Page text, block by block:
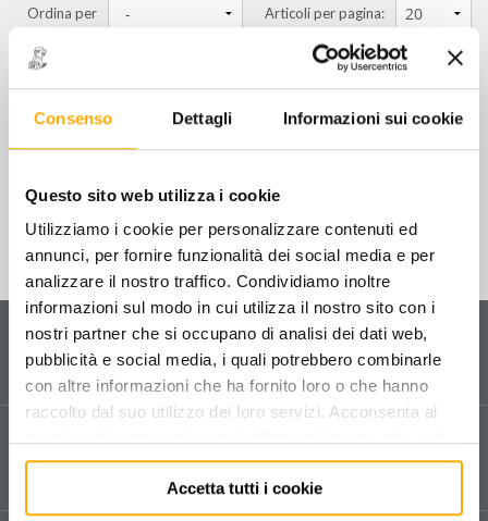
Consenso Dettagli Informazioni sui cookie
Questo sito web utilizza i cookie
Utilizziamo i cookie per personalizzare contenuti ed
annunci, per fornire funzionalità dei social media e per
analizzare il nostro traffico. Condividiamo inoltre
informazioni sul modo in cui utilizza il nostro sito con i
nostri partner che si occupano di analisi dei dati web,
pubblicità e social media, i quali potrebbero combinarle
con altre informazioni che ha fornito loro o che hanno
raccolto dal suo utilizzo dei loro servizi. Acconsenta ai
Accetta tutti i cookie
lavapistole da verniciatura
attrezzi per parabrezza
riparazione bolle da grandine e plastiche
martinetti idraulici e complementi da tiro
kit martinetti idraulici
pistoni per carrozzeria
marsetti, ganci e catene per carrozzeria
altre attrezzature per carrozzeria
scalette, cavalletti e carrelli per carrozzeria
utensili per carrozzeria
Ordina per Articoli per pagina:
358/A - POMPA IDRAULICA MANUALE
290,00+ IVA
Servizio clienti
Contattaciper ricevere informazioni sul tuo ordine
e sui nostri prodotti.
Vendita e assistenza tecnica dedicata in tutta Italia.
Compila il formper richiedere assistenza.